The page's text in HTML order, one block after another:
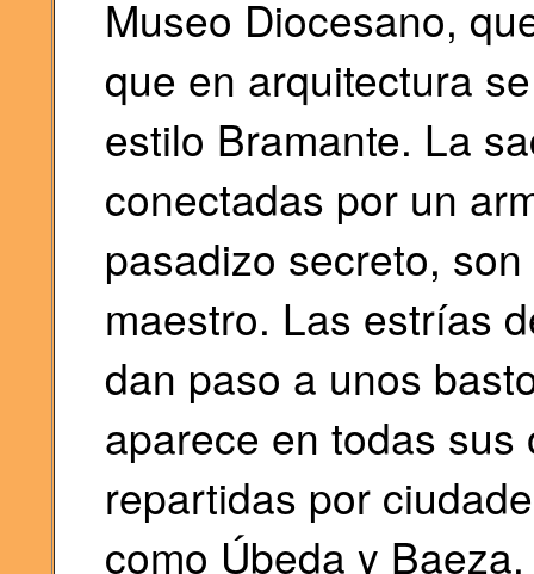
Museo Diocesano,
que en arquitectura
estilo Bramante. La
conectadas por un
pasadizo secreto,
maestro. Las estrías
dan paso a unos
aparece en todas
repartidas por
como Úbeda y Baeza.